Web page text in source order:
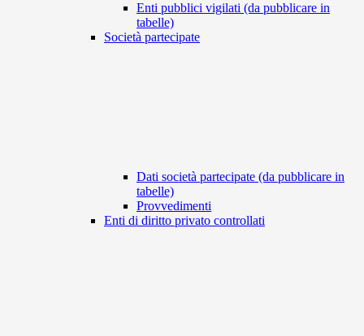
Enti pubblici vigilati (da pubblicare in
tabelle)
Società partecipate
Dati società partecipate (da pubblicare in
tabelle)
Provvedimenti
Enti di diritto privato controllati